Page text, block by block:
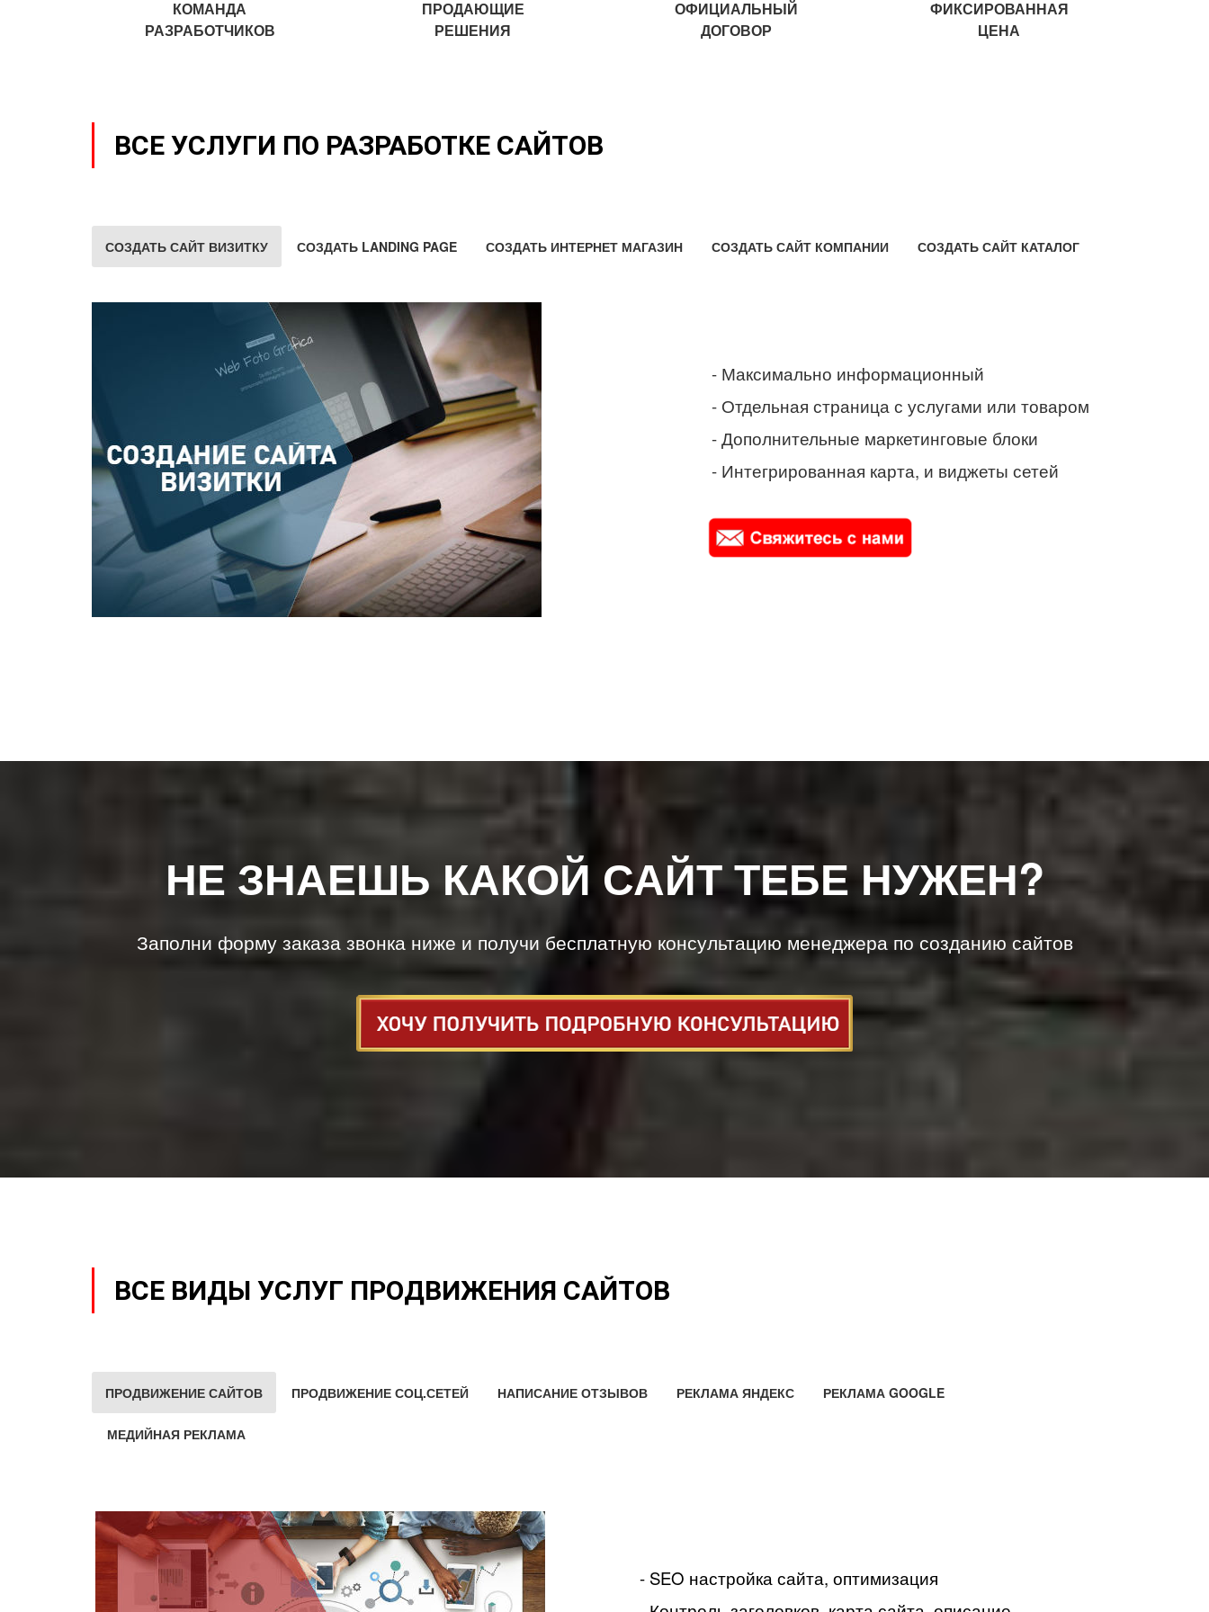
КОМАНДА
РАЗРАБОТЧИКОВ
ПРОДАЮЩИЕ
РЕШЕНИЯ
ОФИЦИАЛЬНЫЙ
ДОГОВОР
ФИКСИРОВАННАЯ
ЦЕНА
ВСЕ УСЛУГИ ПО РАЗРАБОТКЕ САЙТОВ
СОЗДАТЬ САЙТ ВИЗИТКУ СОЗДАТЬ LANDING PAGE СОЗДАТЬ ИНТЕРНЕТ МАГАЗИН СОЗДАТЬ САЙТ КОМПАНИИ СОЗДАТЬ САЙТ КАТАЛОГ
- Максимально информационный
- Отдельная страница с услугами или товаром
- Дополнительные маркетинговые блоки
- Интегрированная карта, и виджеты сетей
НЕ ЗНАЕШЬ КАКОЙ САЙТ ТЕБЕ НУЖЕН?
Заполни форму заказа звонка ниже и получи бесплатную консультацию менеджера по созданию сайтов
ВСЕ ВИДЫ УСЛУГ ПРОДВИЖЕНИЯ САЙТОВ
ПРОДВИЖЕНИЕ САЙТОВ ПРОДВИЖЕНИЕ СОЦ.СЕТЕЙ НАПИСАНИЕ ОТЗЫВОВ РЕКЛАМА ЯНДЕКС РЕКЛАМА GOOGLE
МЕДИЙНАЯ РЕКЛАМА
- SEO настройка сайта, оптимизация